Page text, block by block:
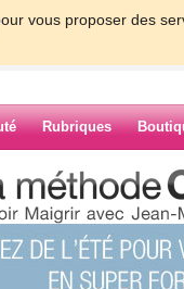
vous proposer des
Rubriques